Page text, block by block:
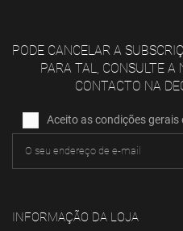
PODE CANCELAR A
PARA TAL, CONSULTE A
CONTACTO NA
Aceito as condições
INFORMAÇÃO DA LOJA